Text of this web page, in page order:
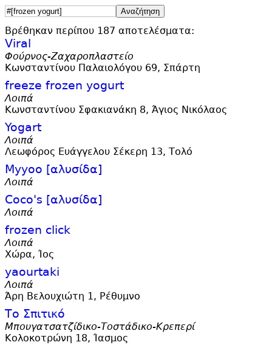
Βρέθηκαν περίπου 187 αποτελέσματα:
Viral
Φούρνος-Ζαχαροπλαστείο
Κωνσταντίνου Παλαιολόγου 69, Σπάρτη
freeze frozen yogurt
Λοιπά
Κωνσταντίνου Σφακιανάκη 8, Άγιος Νικόλαος
Yogart
Λοιπά
Λεωφόρος Ευάγγελου Σέκερη 13, Τολό
Myyoo [αλυσίδα]
Λοιπά
Coco's [αλυσίδα]
Λοιπά
frozen click
Λοιπά
Χώρα, Ίος
yaourtaki
Λοιπά
Άρη Βελουχιώτη 1, Ρέθυμνο
Το Σπιτικό
Μπουγατσατζίδικο-Τοστάδικο-Κρεπερί
Κολοκοτρώνη 18, Ίασμος